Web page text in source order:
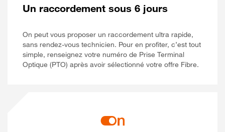
Un raccordement sous 6 jours
On peut vous proposer un raccordement ultra rapide,
sans rendez-vous technicien. Pour en profiter, c’est tout
simple, renseignez votre numéro de Prise Terminal
Optique (PTO) après avoir sélectionné votre offre Fibre.